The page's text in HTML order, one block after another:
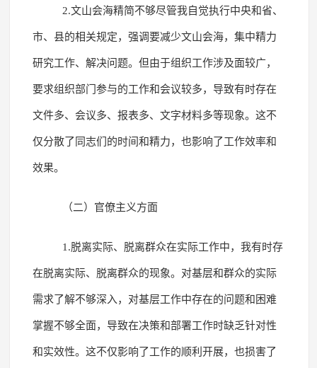
2.文山会海精简不够尽管我自觉执行中央和省、
市、县的相关规定，强调要减少文山会海，集中精力
研究工作、解决问题。但由于组织工作涉及面较广，
要求组织部门参与的工作和会议较多，导致有时存在
文件多、会议多、报表多、文字材料多等现象。这不
仅分散了同志们的时间和精力，也影响了工作效率和
效果。
（二）官僚主义方面
1.脱离实际、脱离群众在实际工作中，我有时存
在脱离实际、脱离群众的现象。对基层和群众的实际
需求了解不够深入，对基层工作中存在的问题和困难
掌握不够全面，导致在决策和部署工作时缺乏针对性
和实效性。这不仅影响了工作的顺利开展，也损害了